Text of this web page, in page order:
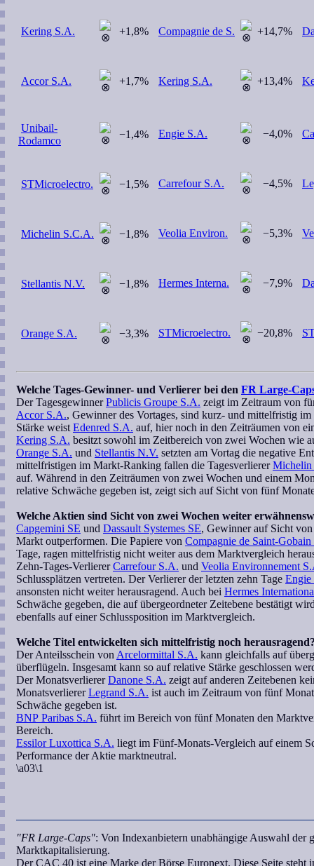
Kering S.A. +1,8%
Accor S.A. +1,7%
Unibail-
Rodamco
−1,4%
STMicroelectro. −1,5%
Michelin S.C.A. −1,8%
Stellantis N.V. −1,8%
Orange S.A. −3,3%
Compagnie de S. +14,7%
Kering S.A. +13,4%
Engie S.A. −4,0%
Carrefour S.A. −4,5%
Veolia Environ. −5,3%
Hermes Interna. −7,9%
STMicroelectro. −20,8%
Welche Tages-Gewinner- und Verlierer bei den FR Large-
Der TagesgewinnerPublicis Groupe S.A. zeigt im Zeitraum von
Accor S.A., Gewinner des Vortages, sind kurz- und mittelfristig
Stärke weist Edenred S.A. auf, hier noch in den Zeiträumen von
Kering S.A. besitzt sowohl im Zeitbereich von zwei Wochen wie
Orange S.A. und Stellantis N.V. setzten am Vortag die negative
mittelfristigen im Markt-Ranking fallen die Tagesverlierer
auf. Während in den Zeiträumen von zwei Wochen und einem
relative Schwäche gegeben ist, zeigt sich auf Sicht von fünf
Welche Aktien sind Sicht von zwei Wochen weiter
Capgemini SE und Dassault Systemes SE, Gewinner auf Sicht
Markt outperformen. Die Papiere von Compagnie de Saint-
Tage, ragen mittelfristig nicht weiter aus dem Marktvergleich
Zehn-Tages-VerliererCarrefour S.A. und Veolia Environnement
Schlussplätzen vertreten. Der Verlierer der letzten zehn Tage Engie
ansonsten nicht weiter herausragend. Auch bei Hermes
Schwäche gegeben, die auf übergeordneter Zeitebene bestätigt
ebenfalls auf einer Schlussposition im Marktvergleich.
Welche Titel entwickelten sich mittelfristig noch
Der Anteilsschein von Arcelormittal S.A. kann gleichfalls auf
überflügeln. Insgesamt kann so auf relative Stärke geschlossen
Der MonatsverliererDanone S.A. zeigt auf anderen Zeitebenen
MonatsverliererLegrand S.A. ist auch im Zeitraum von fünf
Schwäche gegeben ist.
BNP Paribas S.A. führt im Bereich von fünf Monaten den
Bereich.
Essilor Luxottica S.A. liegt im Fünf-Monats-Vergleich auf einem
Performance der Aktie marktneutral.
\a03\1
"FR Large-Caps": Von Indexanbietern unabhängige Auswahl der
Marktkapitalisierung.
Der CAC 40 ist eine Marke der Börse Euronext. Diese Seite steht